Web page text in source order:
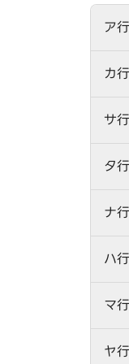
ア行
カ行
サ行
タ行
ナ行
ハ行
マ行
ヤ行